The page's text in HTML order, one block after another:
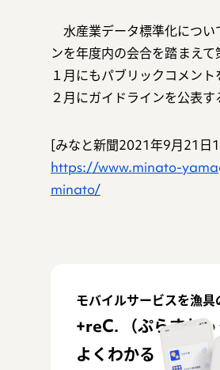
水産業データ標準化につい
ンを年度内の会合を踏まえ
１月にもパブリックコメン
２月にガイドラインを公表す
[みなと新聞2021年9月21日
https://www.minato-
minato/
モバイルサービスを漁具
+reC. （ぷらすれ
よくわかる